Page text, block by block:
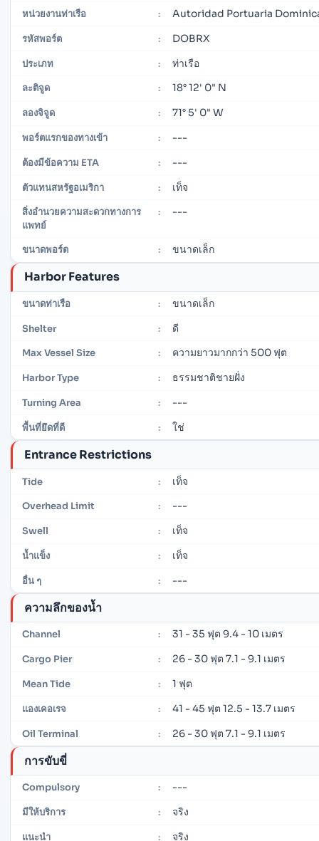
หน่วยงานท่าเรือ : Autoridad Portuaria
รหัสพอร์ต : DOBRX
ประเภท : ท่าเรือ
ละติจูด : 18° 12' 0" N
ลองจิจูด : 71° 5' 0" W
พอร์ตแรกของทางเข้า : ---
ต้องมีข้อความ ETA : ---
ตัวแทนสหรัฐอเมริกา : เท็จ
สิ่งอำนวยความสะดวกทางการ
แพทย์
: ---
ขนาดพอร์ต : ขนาดเล็ก
Harbor Features
ขนาดท่าเรือ : ขนาดเล็ก
Shelter : ดี
Max Vessel Size : ความยาวมากกว่า 500 ฟุต
Harbor Type : ธรรมชาติชายฝั่ง
Turning Area : ---
พื้นที่ยึดที่ดี : ใช่
Entrance Restrictions
Tide : เท็จ
Overhead Limit : ---
Swell : เท็จ
น้ำแข็ง : เท็จ
อื่น ๆ : ---
ความลึกของน้ำ
Channel : 31 - 35 ฟุต 9.4 - 10 เมตร
Cargo Pier : 26 - 30 ฟุต 7.1 - 9.1 เมตร
Mean Tide : 1 ฟุต
แองเคอเรจ : 41 - 45 ฟุต 12.5 - 13.7 เมตร
Oil Terminal : 26 - 30 ฟุต 7.1 - 9.1 เมตร
การขับขี่
Compulsory : ---
มีให้บริการ : จริง
แนะนำ : จริง